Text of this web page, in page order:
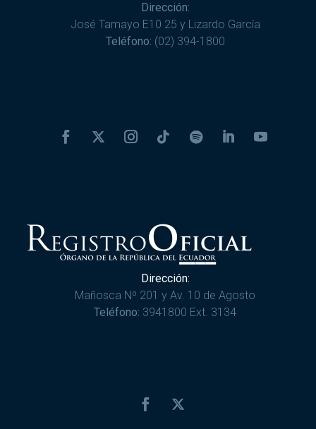
Dirección:
José Tamayo E10 25 y Lizardo García
Teléfono: (02) 394-1800
Dirección:
Mañosca Nº 201 y Av. 10 de Agosto
Teléfono: 3941800 Ext. 3134